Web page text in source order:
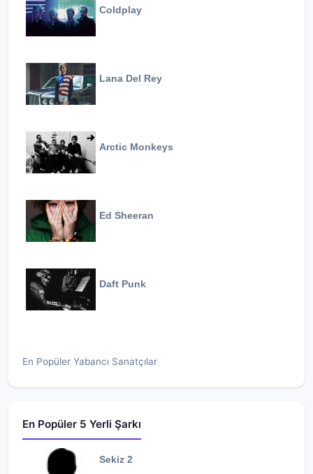
Coldplay
Lana Del Rey
Arctic Monkeys
Ed Sheeran
Daft Punk
En Popüler Yabancı Sanatçılar
En Popüler 5 Yerli Şarkı
Sekiz 2